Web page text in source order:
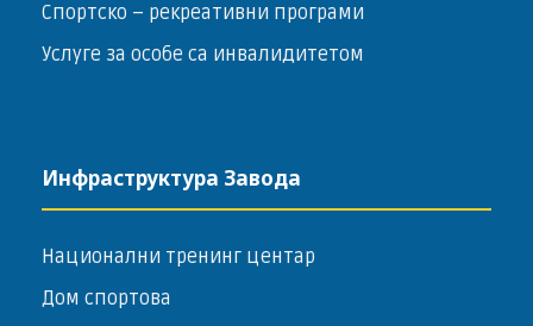
Спортско – ­рекреативни програми
Услуге за особе са инвалидитетом
Инфраструктура Завода
Национални тренинг центар
Дом спортова